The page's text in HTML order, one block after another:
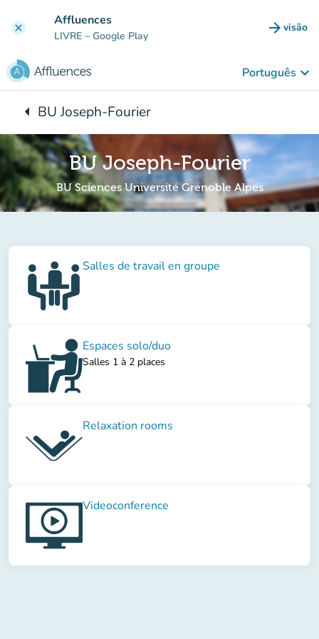
clear Affluences
LIVRE – Google Play arrow_forward visão
(novo
Português keyboard_arrow_down
arrow_leftVoltar para:
BU Joseph-Fourier
BU Joseph-Fourier
BU Sciences Université Grenoble Alpes
Salles de travail en groupe
Espaces solo/duo
Salles 1 à 2 places
Relaxation rooms
Videoconference